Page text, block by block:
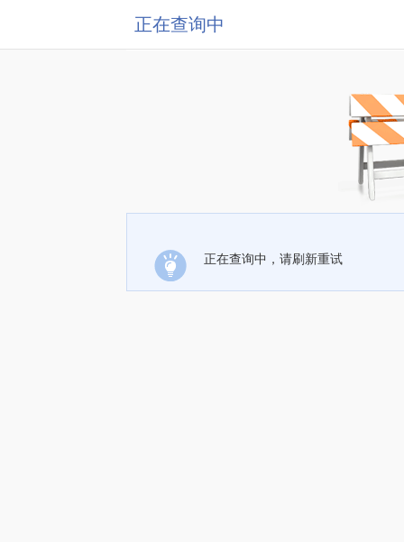
正在查询中
正在查询中，请刷新重试